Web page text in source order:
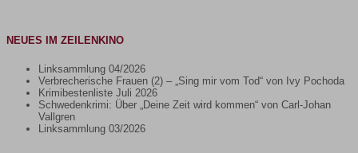
NEUES IM ZEILENKINO
Linksammlung 04/2026
Verbrecherische Frauen (2) – „Sing mir vom Tod“ von Ivy Pochoda
Krimibestenliste Juli 2026
Schwedenkrimi: Über „Deine Zeit wird kommen“ von Carl-Johan
Vallgren
Linksammlung 03/2026